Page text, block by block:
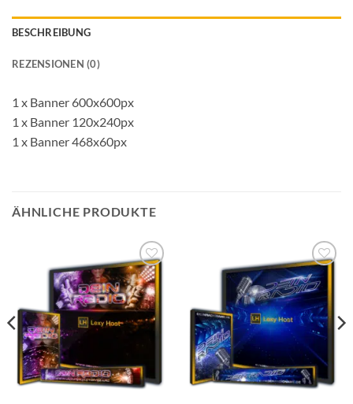
BESCHREIBUNG
REZENSIONEN (0)
1 x Banner 600x600px
1 x Banner 120x240px
1 x Banner 468x60px
ÄHNLICHE PRODUKTE
Auf die
Wunschliste
setzen
Auf die
Wunschliste
setzen